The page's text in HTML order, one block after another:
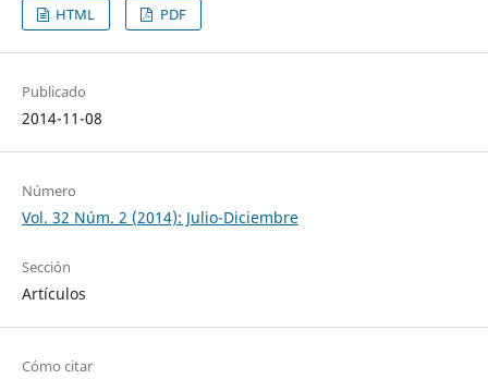
HTML PDF
Publicado
2014-11-08
Número
Vol. 32 Núm. 2 (2014): Julio-Diciembre
Sección
Artículos
Cómo citar